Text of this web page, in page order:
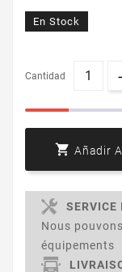
En Stock
Cantidad
 Añadir
SERVICE
Nous
équipements